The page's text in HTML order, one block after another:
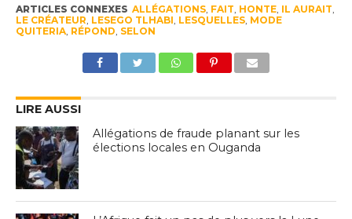
ARTICLES CONNEXES ALLÉGATIONS, FAIT, HONTE, IL AURAIT,
LE CRÉATEUR, LESEGO TLHABI, LESQUELLES, MODE
QUITERIA, RÉPOND, SELON
LIRE AUSSI
Allégations de fraude planant sur les
élections locales en Ouganda